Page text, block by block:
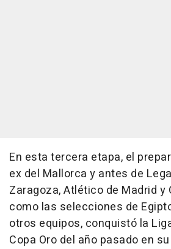
En esta tercera etapa, el
ex del Mallorca y antes de
Zaragoza, Atlético de Madrid y
como las selecciones de
otros equipos, conquistó la
Copa Oro del año pasado en